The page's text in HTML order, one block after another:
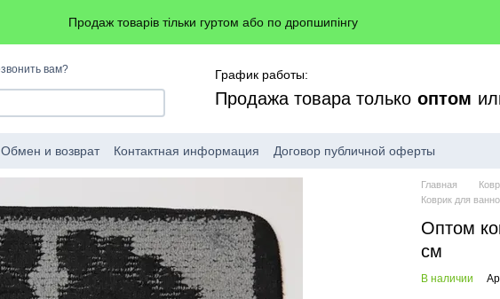
Продаж товарів тільки гуртом або по дропшипінгу
вам? График работы:
Продажа товара только оптом
Обмен и возврат Контактная информация Договор публичной оферты
Главная
Коврик для
Оптом
см
В наличии